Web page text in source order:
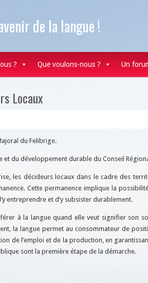
de la langue !
? Que voulons-nous ? Un
Locaux
du Felibrige.
et du développement durable du Conseil
les décideurs locaux dans le cadre des
Cette permanence implique la
entreprendre et d’y subsister durablement.
à la langue quand elle veut signifier son
la langue permet au consommateur de
de l’emploi et de la production, en
sont la première étape de la démarche.